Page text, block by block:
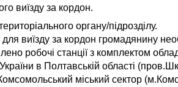
виїзду за кордон.
органу/підрозділу.
виїзду за кордон громадянину
робочі станції з комплектом
в Полтавській області
міський сектор